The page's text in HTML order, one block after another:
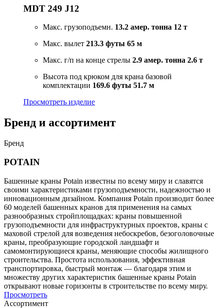
MDT 249 J12
Макс. грузоподъемн. 13.2 амер. тонна 12 т
Макс. вылет 213.3 футы 65 м
Макс. г/п на конце стрелы 2.9 амер. тонна 2.6 т
Высота под крюком для крана базовой
комплектации 169.6 футы 51.7 м
Просмотреть изделие
Бренд и ассортимент
Бренд
POTAIN
Башенные краны Potain известны по всему миру и славятся
своими характеристиками грузоподъемности, надежностью и
инновационным дизайном. Компания Potain производит более
60 моделей башенных кранов для применения на самых
разнообразных стройплощадках: краны повышенной
грузоподъемности для инфраструктурных проектов, краны с
маховой стрелой для возведения небоскребов, безоголовочные
краны, преобразующие городской ландшафт и
самомонтирующиеся краны, меняющие способы жилищного
строительства. Простота использования, эффективная
транспортировка, быстрый монтаж — благодаря этим и
множеству других характеристик башенные краны Potain
открывают новые горизонты в строительстве по всему миру.
Просмотреть
Ассортимент